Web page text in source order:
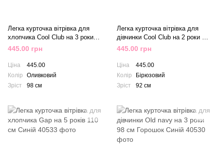
Легка курточка вітрівка для
хлопчика Cool Club на 3 роки
98 см Оливковий
445.00 грн
Ціна
445.00
Колір
Оливковий
Зріст
98 см
Легка курточка вітрівка для
дівчинки Cool Club на 2 роки 92
см Квіти Бірюзовий
445.00 грн
Ціна
445.00
Колір
Бірюзовий
Зріст
92 см